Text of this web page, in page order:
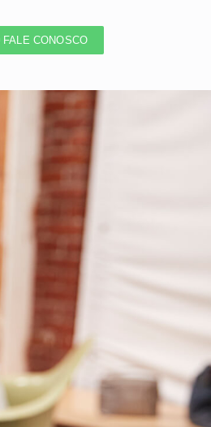
FALE CONOSCO